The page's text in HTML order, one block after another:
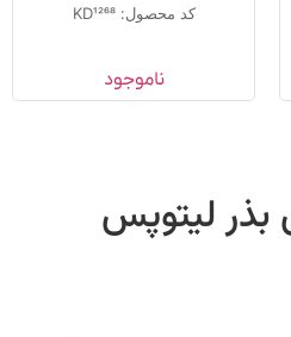
کد محصول: KD1268
ناموجود
لیتوپس